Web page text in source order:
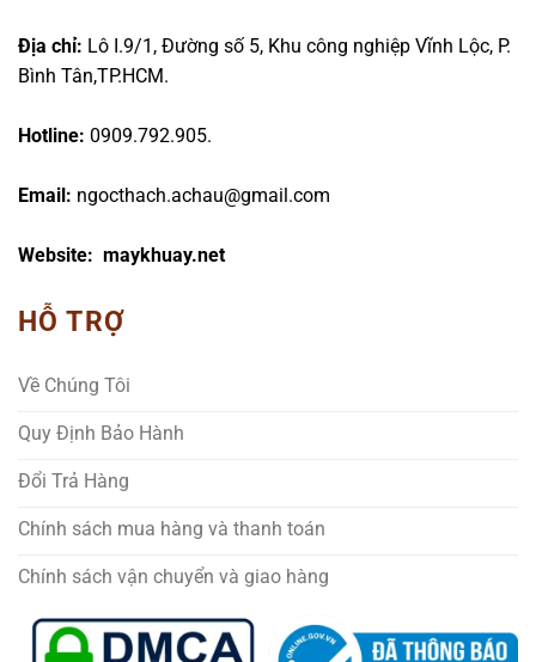
Địa chỉ: Lô I.9/1, Đường số 5, Khu công nghiệp Vĩnh Lộc, P.
Bình Tân,TP.HCM.
Hotline: 0909.792.905.
Email: ngocthach.achau@gmail.com
Website: maykhuay.net
HỖ TRỢ
Về Chúng Tôi
Quy Định Bảo Hành
Đổi Trả Hàng
Chính sách mua hàng và thanh toán
Chính sách vận chuyển và giao hàng